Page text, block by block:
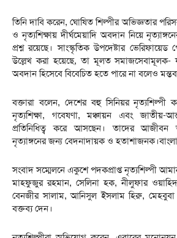
তিনি দাবি করেন, ঘোষিত শিল্পীর অভিজ্ঞতার
ও নৃত্যশিক্ষায় দীর্ঘমেয়াদি অবদান নিয়ে
প্রশ্ন রয়েছে। সাংস্কৃতিক উপদেষ্টার
উল্লেখ করা হয়েছে, তা মূলত সমাজসেবামূলক-
অবদান হিসেবে বিবেচিত হতে পারে না বলেও
বক্তারা বলেন, দেশের বহু সিনিয়র নৃত্যশিল্পী
নৃত্যশিক্ষা, গবেষণা, মঞ্চায়ন এবং জাতীয়-
প্রতিনিধিত্ব করে আসছেন। তাদের আজীবন
নৃত্যাঙ্গনের জন্য বেদনাদায়ক ও
সংবাদ সম্মেলনে একুশে পদকপ্রাপ্ত নৃত্যশিল্পী
মাহফুজুর রহমান, সেলিনা হক, নীলুফার ওয়াহিদ
বেনজীর সালাম, আনিসুল ইসলাম হিরু,
বক্তব্য দেন।